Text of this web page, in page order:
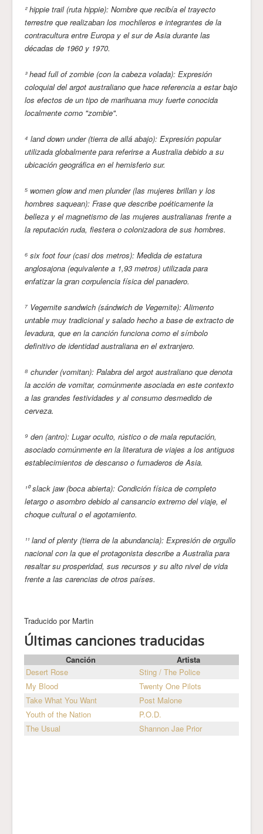
² hippie trail (ruta hippie): Nombre que recibía el trayecto
terrestre que realizaban los mochileros e integrantes de la
contracultura entre Europa y el sur de Asia durante las
décadas de 1960 y 1970.
³ head full of zombie (con la cabeza volada): Expresión
coloquial del argot australiano que hace referencia a estar bajo
los efectos de un tipo de marihuana muy fuerte conocida
localmente como "zombie".
⁴ land down under (tierra de allá abajo): Expresión popular
utilizada globalmente para referirse a Australia debido a su
ubicación geográfica en el hemisferio sur.
⁵ women glow and men plunder (las mujeres brillan y los
hombres saquean): Frase que describe poéticamente la
belleza y el magnetismo de las mujeres australianas frente a
la reputación ruda, fiestera o colonizadora de sus hombres.
⁶ six foot four (casi dos metros): Medida de estatura
anglosajona (equivalente a 1,93 metros) utilizada para
enfatizar la gran corpulencia física del panadero.
⁷ Vegemite sandwich (sándwich de Vegemite): Alimento
untable muy tradicional y salado hecho a base de extracto de
levadura, que en la canción funciona como el símbolo
definitivo de identidad australiana en el extranjero.
⁸ chunder (vomitan): Palabra del argot australiano que denota
la acción de vomitar, comúnmente asociada en este contexto
a las grandes festividades y al consumo desmedido de
cerveza.
⁹ den (antro): Lugar oculto, rústico o de mala reputación,
asociado comúnmente en la literatura de viajes a los antiguos
establecimientos de descanso o fumaderos de Asia.
¹⁰ slack jaw (boca abierta): Condición física de completo
letargo o asombro debido al cansancio extremo del viaje, el
choque cultural o el agotamiento.
¹¹ land of plenty (tierra de la abundancia): Expresión de orgullo
nacional con la que el protagonista describe a Australia para
resaltar su prosperidad, sus recursos y su alto nivel de vida
frente a las carencias de otros países.
Traducido por Martin
Últimas canciones traducidas
Canción
Artista
Desert Rose
Sting / The Police
My Blood
Twenty One Pilots
Take What You Want
Post Malone
Youth of the Nation
P.O.D.
The Usual
Shannon Jae Prior